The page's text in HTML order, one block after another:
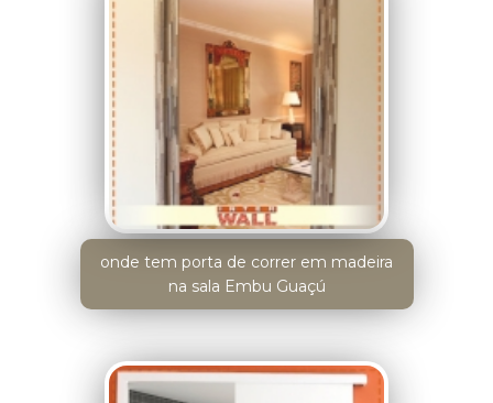
onde tem porta de correr em madeira
na sala Embu Guaçú